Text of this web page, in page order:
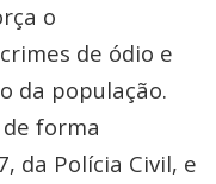
o
de ódio e
da população.
forma
da Polícia Civil, e